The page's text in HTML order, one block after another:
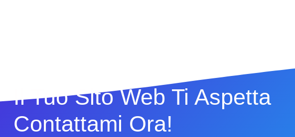
Il Tuo Sito Web Ti Aspetta
Contattami Ora!